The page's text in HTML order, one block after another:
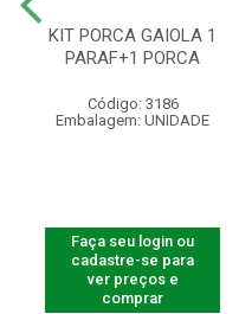
KIT PORCA GAIOLA 1
PARAF+1 PORCA
Código: 3186
Embalagem: UNIDADE
Faça seu login ou
cadastre-se para
ver preços e
comprar